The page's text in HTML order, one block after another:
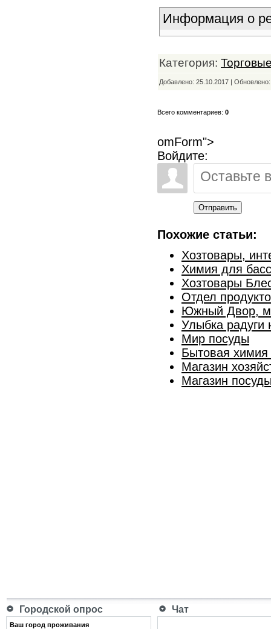
Информация о
Категория:
Добавлено: 25.10.2017 |
Всего комментариев: 0
omForm">
Войдите:
Отправить
Похожие статьи:
Хозтовары,
Химия для
Хозтовары
Отдел
Южный Двор,
Улыбка радуги
Мир посуды
Бытовая химия
Магазин
Магазин
Городской опрос Чат
Ваш город проживания